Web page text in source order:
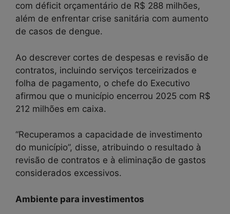
com déficit orçamentário de R$ 288 milhões,
além de enfrentar crise sanitária com aumento
de casos de dengue.
Ao descrever cortes de despesas e revisão de
contratos, incluindo serviços terceirizados e
folha de pagamento, o chefe do Executivo
afirmou que o município encerrou 2025 com R$
212 milhões em caixa.
“Recuperamos a capacidade de investimento
do município”, disse, atribuindo o resultado à
revisão de contratos e à eliminação de gastos
considerados excessivos.
Ambiente para investimentos